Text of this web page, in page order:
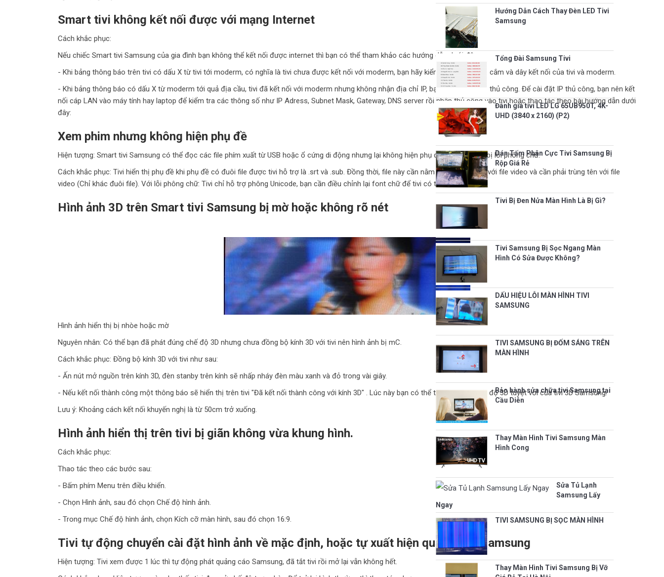
Smart tivi không kết nối được với mạng Internet
Cách khắc phục:
Nếu chiếc Smart tivi Samsung của gia đình bạn không thể kết nối được internet thì bạn có thể tham khảo các hướng dẫn dưới đây:
- Khi bảng thông báo trên tivi có dấu X từ tivi tới moderm, có nghĩa là tivi chưa được kết nối với moderm, bạn hãy kiểm tra lại các đầu cắm và dây kết nối của tivi và moderm.
- Khi bảng thông báo có dấu X từ moderm tới quả địa cầu, tivi đã kết nối với moderm nhưng không nhận địa chỉ IP, bạn cần cài đặt IP thủ công. Để cài đặt IP thủ công, bạn nên kết
nối cáp LAN vào máy tính hay laptop để kiểm tra các thông số như IP Adress, Subnet Mask, Gateway, DNS server rồi nhập thủ công vào tivi hoặc thao tác theo bài hướng dẫn dưới
đây:
Xem phim nhưng không hiện phụ đề
Hiện tượng: Smart tivi Samsung có thể đọc các file phím xuất từ USB hoặc ổ cứng di động nhưng lại không hiện phụ đề hoặc phụ đề bị lỗi phông chữ.
Cách khắc phục: Tivi hiển thị phụ đề khi phụ đề có đuôi file được tivi hỗ trợ là .srt và .sub. Đồng thời, file này cần nằm chung thư mục với file video và cần phải trùng tên với file
video (Chỉ khác đuôi file). Với lỗi phông chữ: Tivi chỉ hỗ trợ phông Unicode, bạn cần điều chỉnh lại font chữ để tivi có thể đọc được.
Hình ảnh 3D trên Smart tivi Samsung bị mờ hoặc không rõ nét
Hình ảnh hiển thị bị nhòe hoặc mờ
Nguyên nhân: Có thể bạn đã phát đúng chế độ 3D nhưng chưa đồng bộ kính 3D với tivi nên hình ảnh bị mC.
Cách khắc phục: Đồng bộ kính 3D với tivi như sau:
- Ấn nút mở nguồn trên kính 3D, đèn stanby trên kính sẽ nhấp nháy đèn màu xanh và đỏ trong vài giây.
- Nếu kết nối thành công một thông báo sẽ hiển thị trên tivi "Đã kết nối thành công với kính 3D" . Lúc này bạn có thể thưởng thức chế độ 3D tuyệt vời của tivi 3D Samsung.
Lưu ý: Khoảng cách kết nối khuyến nghị là từ 50cm trở xuống.
Hình ảnh hiển thị trên tivi bị giãn không vừa khung hình.
Cách khắc phục:
Thao tác theo các bước sau:
- Bấm phím Menu trên điều khiển.
- Chọn Hình ảnh, sau đó chọn Chế độ hình ảnh.
- Trong mục Chế độ hình ảnh, chọn Kích cỡ màn hình, sau đó chọn 16:9.
Tivi tự động chuyển cài đặt hình ảnh về mặc định, hoặc tự xuất hiện quảng cáo Samsung
Hiện tượng: Tivi xem được 1 lúc thì tự động phát quảng cáo Samsung, đã tắt tivi rồi mở lại vẫn không hết.
Hướng Dẫn Cách Thay Đèn LED Tivi
Samsung
Tổng Đài Samsung Tivi
Đánh giá tivi LED LG 65UB950T, 4K-
UHD (3840 x 2160) (P2)
Dán Tấm Phân Cực Tivi Samsung Bị
Rộp Giá Rẻ
Tivi Bị Đen Nửa Màn Hình Là Bị Gì?
Tivi Samsung Bị Sọc Ngang Màn
Hình Có Sửa Được Không?
DẤU HIỆU LỖI MÀN HÌNH TIVI
SAMSUNG
TIVI SAMSUNG BỊ ĐỐM SÁNG TRÊN
MÀN HÌNH
Bảo hành sửa chữa tivi Samsung tại
Cầu Diễn
Thay Màn Hình Tivi Samsung Màn
Hình Cong
Sửa Tủ Lạnh
Samsung Lấy
Ngay
TIVI SAMSUNG BỊ SỌC MÀN HÌNH
Thay Màn Hình Tivi Samsung Bị Vỡ